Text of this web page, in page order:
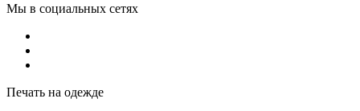
Мы в социальных сетях
Печать на одежде